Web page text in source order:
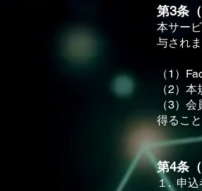
第3条
本サー
与されま
（1）
（2）
（3）
得ること
第4条
１. 申